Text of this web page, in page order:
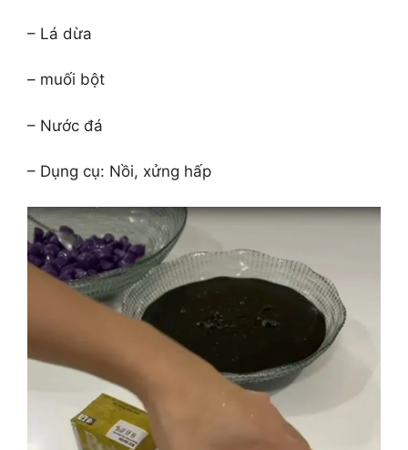
– Lá dừa
– muối bột
– Nước đá
– Dụng cụ: Nồi, xửng hấp